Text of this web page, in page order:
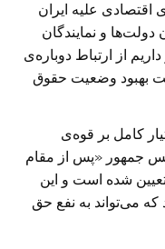
اقتصادی علیه ایران
و نمایندگان
از ارتباط دوباره‌ی
بهبود وضعیت حقوق
کامل بر قوه‌ی
جمهور «پس از مقام
شده است و این
می‌تواند به نفع حق